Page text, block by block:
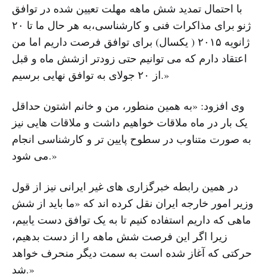
با احتمال تمدید شش ماهه مهلت تعیین شده در توافق
ژنو برای مذاکرات فنی و کارشناسی،به هر حال ما تا ۲۰
ژانویه ۲۰۱۵ ( یکسال) برای توافق فرصت داریم اما من
اعتقاد دارم که می توانیم حتی زودتر ازشش ماه و قبل
از ۲۰ جولای به توافق نهایی برسیم.»
وی افزود: «به همین منطور، من و خانم اشتون حداقل
یک بار در ماه ملاقات خواهیم داشت و ملاقات هایی نیز
به صورت متناوب در سطوح پایین تر و کارشناسی انجام
می شود.»
در همین رابطه خبرگزاری های غیر ایرانی نیز از قول
وزیر امور خارجه ایران نقل کرده اند که «ما باید از شش
ماهی که داریم استفاده کنیم تا به یک توافق دست یابیم،‌
زیرا اگر این فرصت شش ماهه را از دست بدهیم،
حرکتی که آغاز شده است به سمت دیگر منحرف خواهد
شد.»